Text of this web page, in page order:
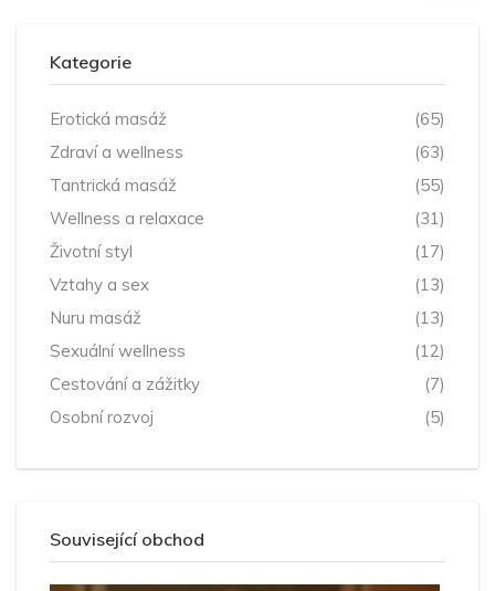
Kategorie
Erotická masáž
(65)
Zdraví a wellness
(63)
Tantrická masáž
(55)
Wellness a relaxace
(31)
Životní styl
(17)
Vztahy a sex
(13)
Nuru masáž
(13)
Sexuální wellness
(12)
Cestování a zážitky
(7)
Osobní rozvoj
(5)
Související obchod